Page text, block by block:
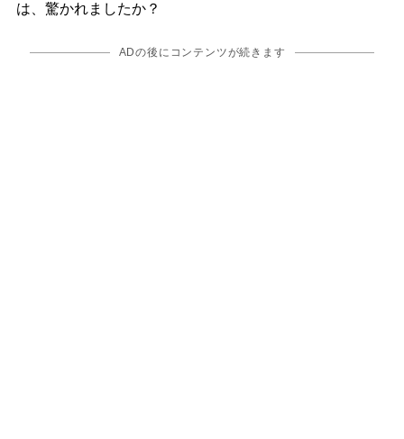
は、驚かれましたか？
ADの後にコンテンツが続きます